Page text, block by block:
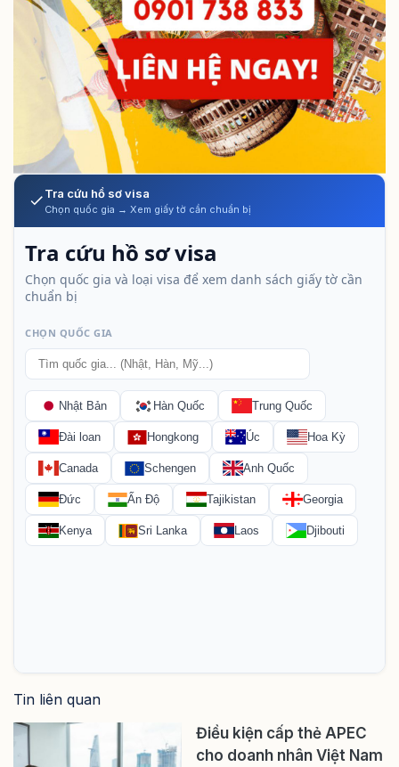
Tra cứu hồ sơ visa
Chọn quốc gia → Xem giấy tờ cần chuẩn bị
Tin liên quan
Điều kiện cấp thẻ APEC
cho doanh nhân Việt Nam